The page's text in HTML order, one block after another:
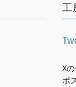
工
X
ポ